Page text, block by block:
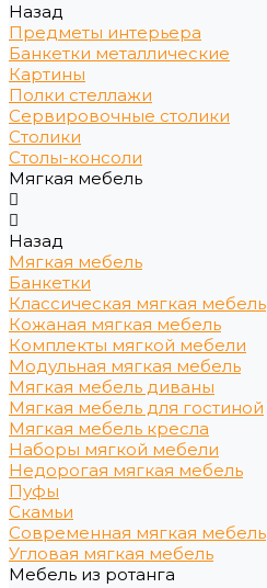
Назад
Предметы интерьера
Банкетки металлические
Картины
Полки стеллажи
Сервировочные столики
Столики
Столы-консоли
Мягкая мебель
Назад
Мягкая мебель
Банкетки
Классическая мягкая мебель
Кожаная мягкая мебель
Комплекты мягкой мебели
Модульная мягкая мебель
Мягкая мебель диваны
Мягкая мебель для гостиной
Мягкая мебель кресла
Наборы мягкой мебели
Недорогая мягкая мебель
Пуфы
Скамьи
Современная мягкая мебель
Угловая мягкая мебель
Мебель из ротанга